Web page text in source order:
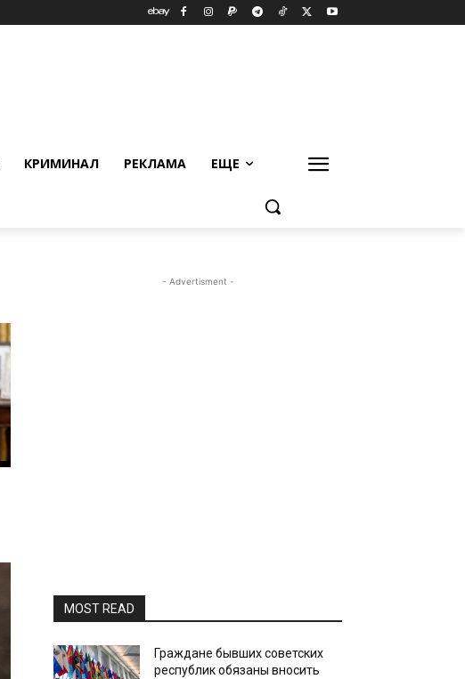
КРИМИНАЛ РЕКЛАМА ЕЩЕ
- Advertisment -
MOST READ
Граждане бывших советских
республик обязаны вносить